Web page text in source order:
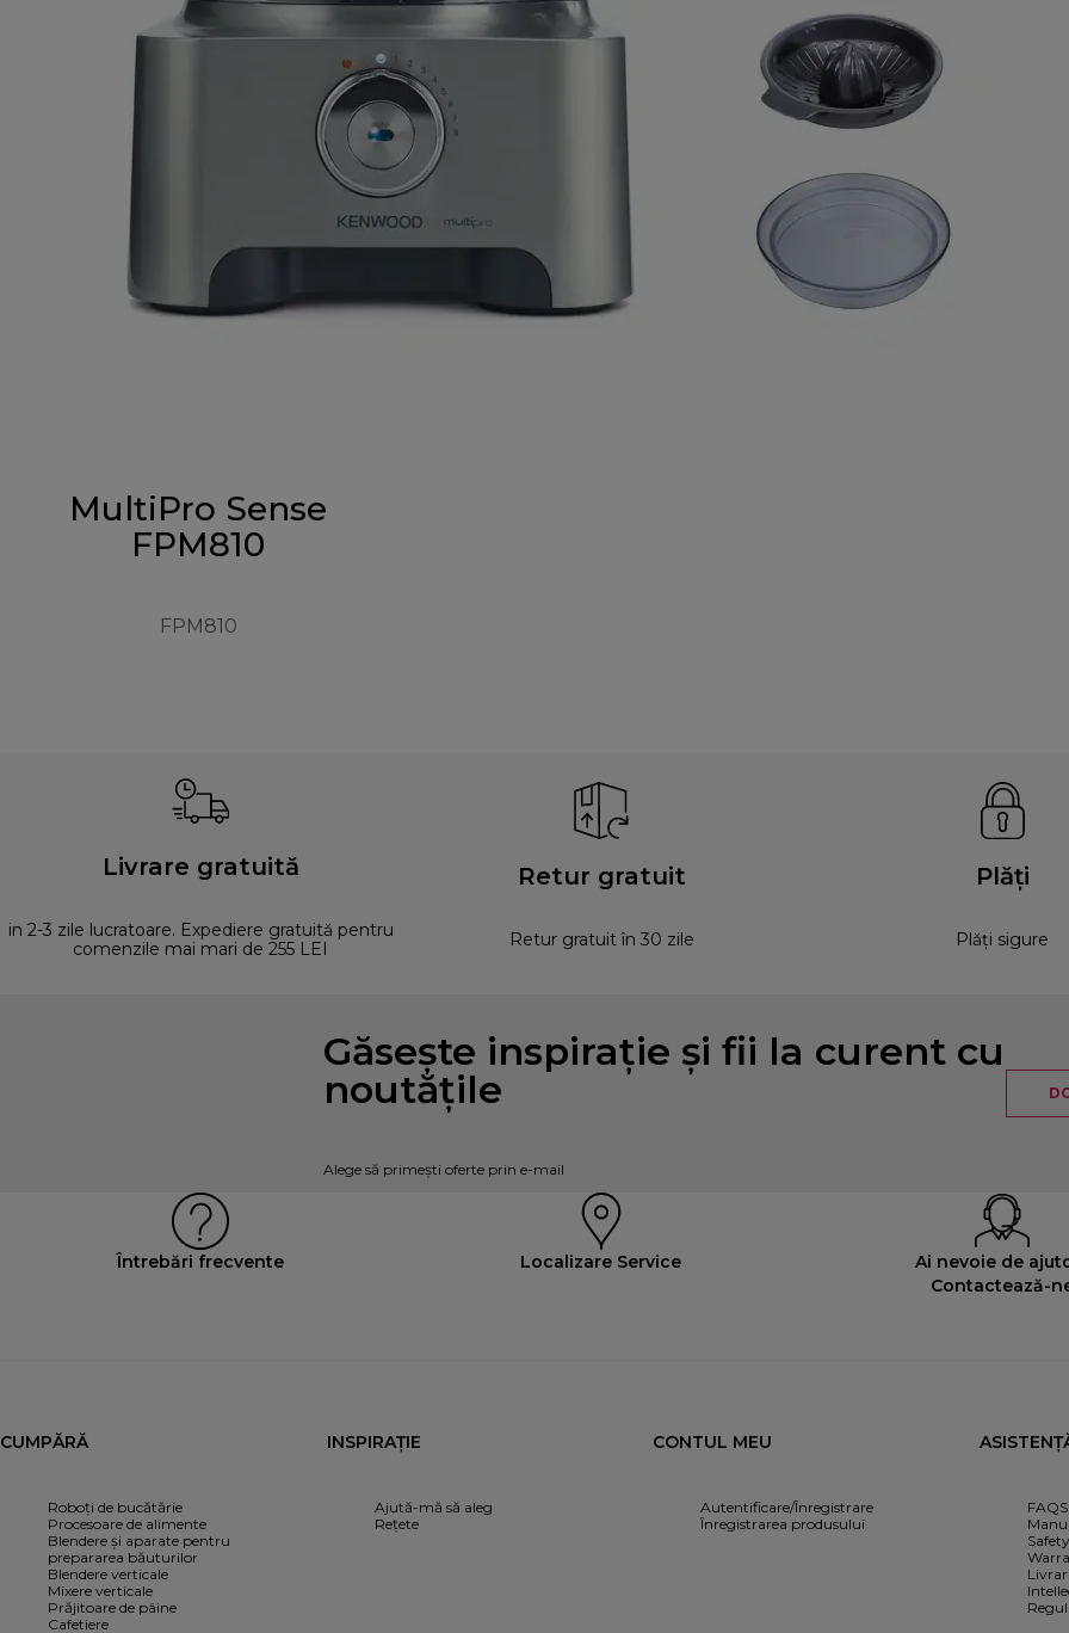
MultiPro Sense
FPM810
FPM810
Livrare gratuită
in 2-3 zile lucratoare. Expediere gratuită pentru
comenzile mai mari de 255 LEI
Retur gratuit
Retur gratuit în 30 zile
Plăți
Plăți sigure
Găsește inspirație și fii la curent cu
noutățile
Alege să primești oferte prin e-mail
Întrebări frecvente Localizare Service
Ai nevoie de
Contactează-
CUMPĂRĂ
Roboți de bucătărie
Procesoare de alimente
Blendere și aparate pentru
prepararea băuturilor
Blendere verticale
Mixere verticale
Prăjitoare de pâine
Cafetiere
INSPIRAȚIE
Ajută-mă să aleg
Rețete
CONTUL MEU
Autentificare/Înregistrare
Înregistrarea produsului
FAQS